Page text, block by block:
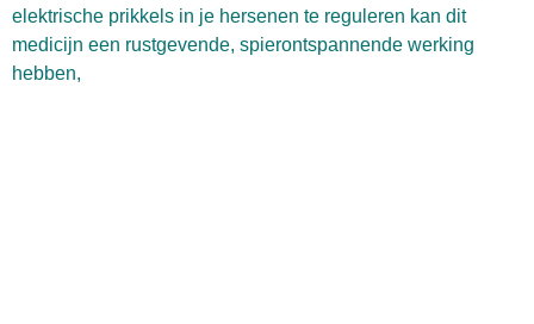
elektrische prikkels in je hersenen te reguleren kan dit
medicijn een rustgevende, spierontspannende werking
hebben,